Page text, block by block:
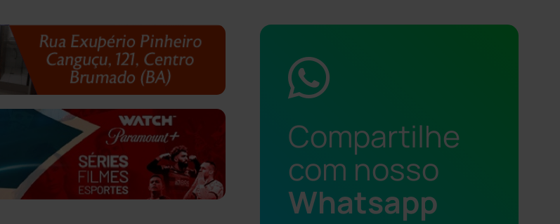
Compartilhe
com nosso
Whatsapp